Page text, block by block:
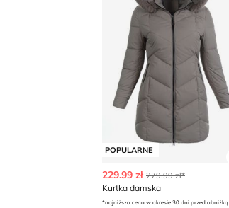
POPULARNE
229.99 zł 279.99 zł*
Kurtka damska
*najniższa cena w okresie 30 dni przed obniżką